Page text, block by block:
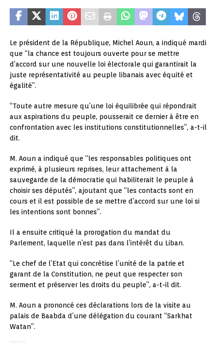
Le président de la République, Michel Aoun, a indiqué mardi
que “la chance est toujours ouverte pour se mettre
d’accord sur une nouvelle loi électorale qui garantirait la
juste représentativité au peuple libanais avec équité et
égalité”.
“Toute autre mesure qu’une loi équilibrée qui répondrait
aux aspirations du peuple, pousserait ce dernier à être en
confrontation avec les institutions constitutionnelles”, a-t-il
dit.
M. Aoun a indiqué que “les responsables politiques ont
exprimé, à plusieurs reprises, leur attachement à la
sauvegarde de la démocratie qui habiliterait le peuple à
choisir ses députés”, ajoutant que “les contacts sont en
cours et il est possible de se mettre d’accord sur une loi si
les intentions sont bonnes”.
Il a ensuite critiqué la prorogation du mandat du
Parlement, laquelle n’est pas dans l’intérêt du Liban.
“Le chef de l’Etat qui concrétise l’unité de la patrie et
garant de la Constitution, ne peut que respecter son
serment et préserver les droits du peuple”, a-t-il dit.
M. Aoun a prononcé ces déclarations lors de la visite au
palais de Baabda d’une délégation du courant “Sarkhat
Watan”.